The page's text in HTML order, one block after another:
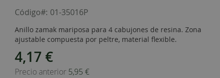
Código 01-35016P
Anillo zamak mariposa para 4 cabujones de resina. Zona
ajustable compuesta por peltre, material flexible.
Special
Price
4,17 €
Precio anterior 5,95 €